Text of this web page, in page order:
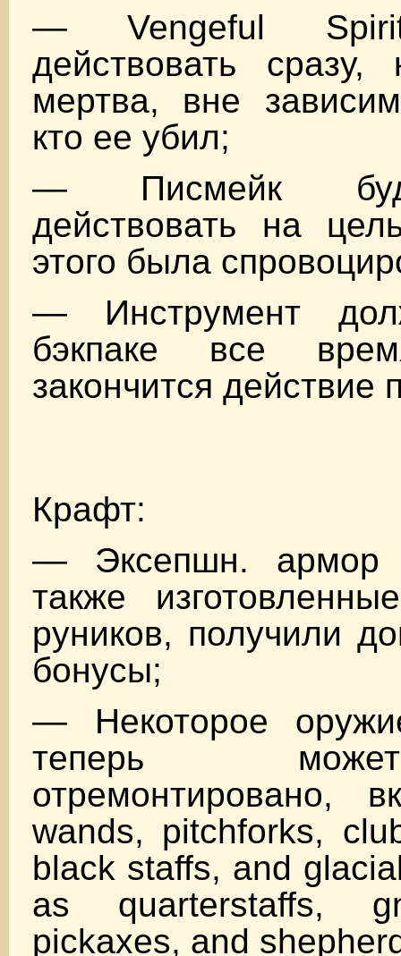
— Vengeful Spirit
действовать
мертва, вне
кто ее убил;
— Писмейк
действовать на
этого была
— Инструмент
бэкпаке все
закончится действие
Крафт:
— Эксепшн. армор
также
руников, получили
бонусы;
— Некоторое
теперь
отремонтировано,
wands, pitchforks,
black staffs, and
as quarterstaffs,
pickaxes, and